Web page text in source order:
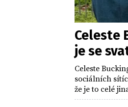
Celeste
je se
Celeste
sociálních
že je to celé